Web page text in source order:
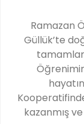
Ramazan
Güllük’te
kazanmış